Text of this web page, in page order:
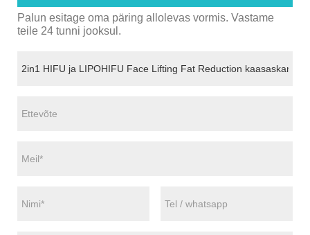
Palun esitage oma päring allolevas vormis. Vastame
teile 24 tunni jooksul.